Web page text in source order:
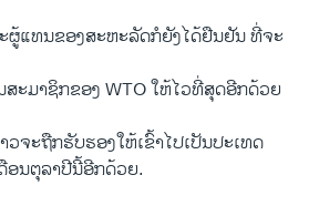
ຜູ້ແທນຂອງສະຫະລັດກໍຍັງໄດ້ຢືນຢັນ ທີ່ຈະ
ະມາຊິກຂອງ WTO ໃຫ້ໄວທີ່ສຸດອີກດ້ວຍ
ຈະຖືກຮັບຮອງໃຫ້ເຂົ້າໄປເປັນປະເທດ
ອນຕຸລາປີນີ້ອີກດ້ວຍ.